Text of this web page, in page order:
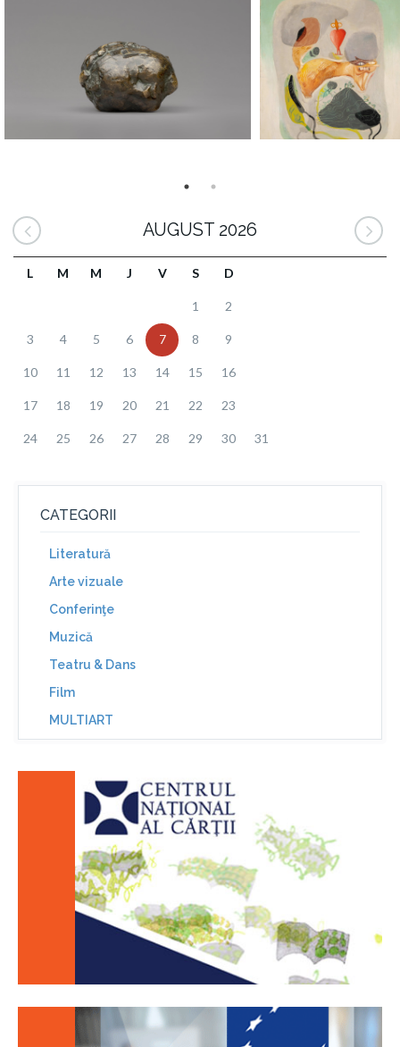
AUGUST 2026
L M M J V S D
1 2
3 4 5 6 7 8 9
10 11 12 13 14 15 16
17 18 19 20 21 22 23
24 25 26 27 28 29 30 31
CATEGORII
Literatură
Arte vizuale
Conferinţe
Muzică
Teatru & Dans
Film
MULTIART